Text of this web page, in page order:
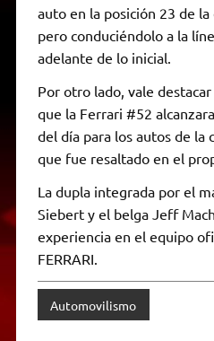
auto en la posición 23 de
pero conduciéndolo a la
adelante de lo inicial.
Por otro lado, vale
que la Ferrari #52
del día para los autos de la
que fue resaltado en el
La dupla integrada por el
Siebert y el belga Jeff
experiencia en el equipo
FERRARI.
Automovilismo